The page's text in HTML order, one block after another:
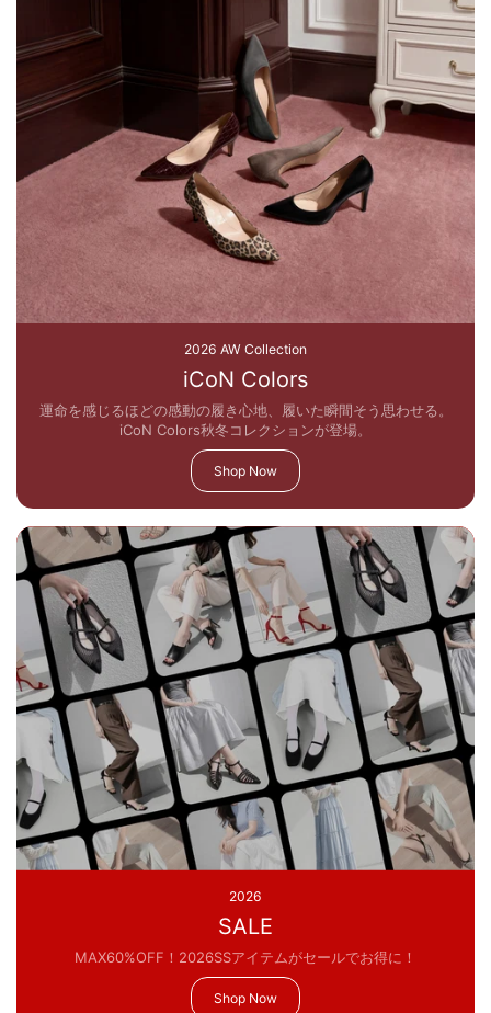
2026 AW Collection
iCoN Colors
運命を感じるほどの感動の履き心地、履いた瞬間そう思わせる。
iCoN Colors秋冬コレクションが登場。
Shop Now
2026
SALE
MAX60%OFF！2026SSアイテムがセールでお得に！
Shop Now